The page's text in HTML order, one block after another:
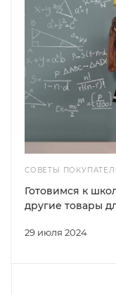
СОВЕТЫ
29 июля 2024
Готовимся к
другие товары